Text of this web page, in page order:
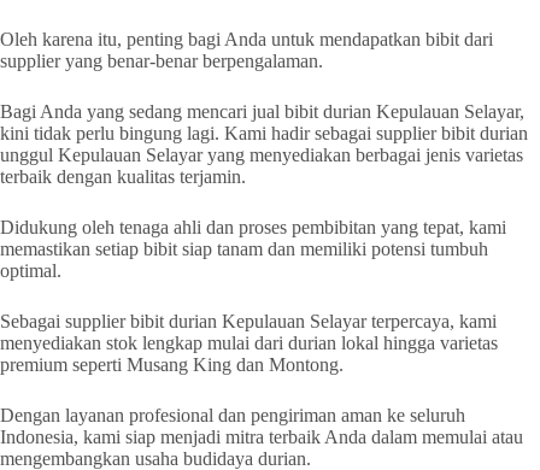
Oleh karena itu, penting bagi Anda untuk mendapatkan bibit dari
supplier yang benar-benar berpengalaman.
Bagi Anda yang sedang mencari jual bibit durian Kepulauan Selayar,
kini tidak perlu bingung lagi. Kami hadir sebagai supplier bibit durian
unggul Kepulauan Selayar yang menyediakan berbagai jenis varietas
terbaik dengan kualitas terjamin.
Didukung oleh tenaga ahli dan proses pembibitan yang tepat, kami
memastikan setiap bibit siap tanam dan memiliki potensi tumbuh
optimal.
Sebagai supplier bibit durian Kepulauan Selayar terpercaya, kami
menyediakan stok lengkap mulai dari durian lokal hingga varietas
premium seperti Musang King dan Montong.
Dengan layanan profesional dan pengiriman aman ke seluruh
Indonesia, kami siap menjadi mitra terbaik Anda dalam memulai atau
mengembangkan usaha budidaya durian.